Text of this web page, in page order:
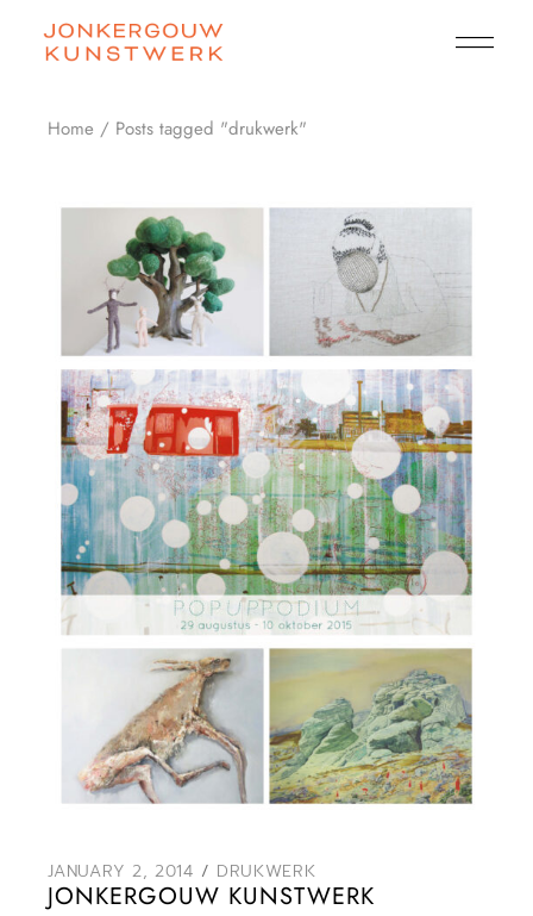
content
Home Posts tagged "drukwerk"
JANUARY 2, 2014 DRUKWERK
JONKERGOUW KUNSTWERK